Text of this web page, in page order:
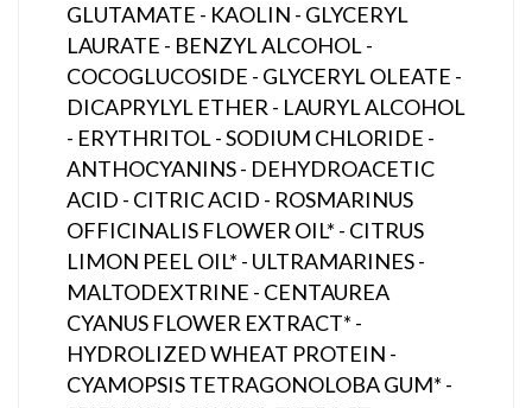
GLUTAMATE - KAOLIN - GLYCERYL
LAURATE - BENZYL ALCOHOL -
COCOGLUCOSIDE - GLYCERYL OLEATE -
DICAPRYLYL ETHER - LAURYL ALCOHOL
- ERYTHRITOL - SODIUM CHLORIDE -
ANTHOCYANINS - DEHYDROACETIC
ACID - CITRIC ACID - ROSMARINUS
OFFICINALIS FLOWER OIL* - CITRUS
LIMON PEEL OIL* - ULTRAMARINES -
MALTODEXTRINE - CENTAUREA
CYANUS FLOWER EXTRACT* -
HYDROLIZED WHEAT PROTEIN -
CYAMOPSIS TETRAGONOLOBA GUM* -